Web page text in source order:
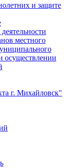
и защите
местного
осуществлении
г. Михайловск"